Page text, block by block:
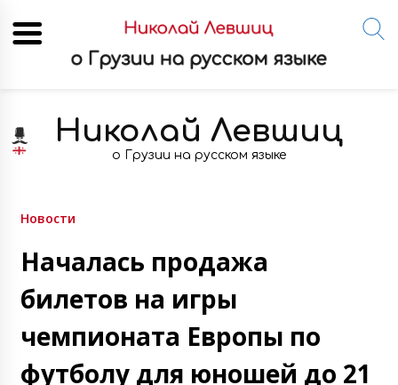
content
Николай Левшиц
о Грузии на русском языке
Новости
Началась продажа
билетов на игры
чемпионата Европы по
футболу для юношей до 21